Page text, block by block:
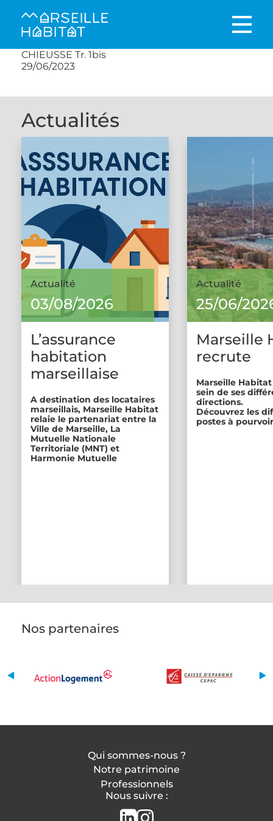
CHIEUSSE Tr. 1bis
29/06/2023
Actualités
Actualité
03/08/2026
L’assurance
habitation
marseillaise
A destination des locataires
marseillais, Marseille Habitat
relaie le partenariat entre la
Ville de Marseille, La
Mutuelle Nationale
Territoriale (MNT) et
Harmonie Mutuelle
Actualité
25/06/
Marseille
recrute
Marseille
sein de ses
directions.
Découvrez les
postes à
Nos partenaires
Qui sommes-nous ?
Notre patrimoine
Professionnels
Nous suivre :